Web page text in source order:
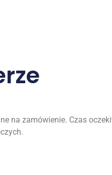
na zamówienie. Czas